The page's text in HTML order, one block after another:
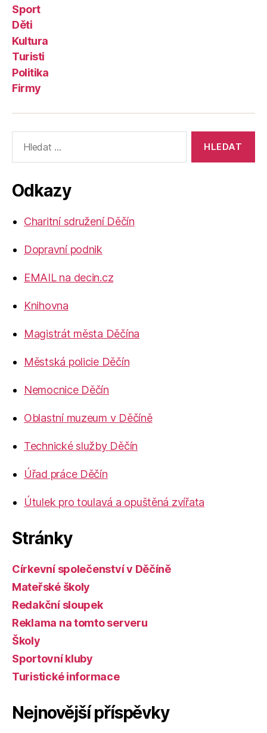
Sport
Děti
Kultura
Turisti
Politika
Firmy
vyhledávání:
Odkazy
Charitní sdružení Děčín
Dopravní podnik
EMAIL na decin.cz
Knihovna
Magistrát města Děčína
Městská policie Děčín
Nemocnice Děčín
Oblastní muzeum v Děčíně
Technické služby Děčín
Úřad práce Děčín
Útulek pro toulavá a opuštěná zvířata
Stránky
Církevní společenství v Děčíně
Mateřské školy
Redakční sloupek
Reklama na tomto serveru
Školy
Sportovní kluby
Turistické informace
Nejnovější příspěvky